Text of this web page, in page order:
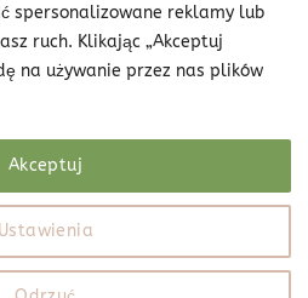
spersonalizowane reklamy lub
ruch. Klikając „Akceptuj
na używanie przez nas plików
Ustawienia
Akceptuj
2026 | Beauty Park
Design